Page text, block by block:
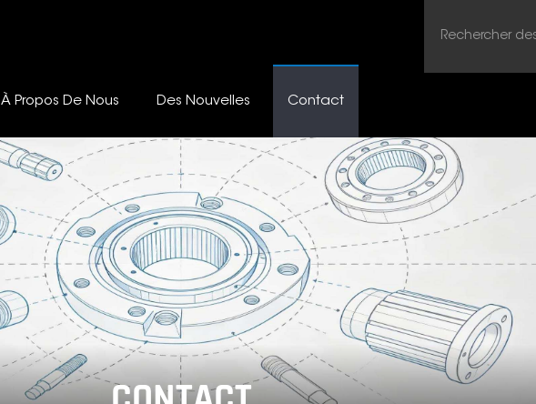
À Propos De Nous Des Nouvelles Contact